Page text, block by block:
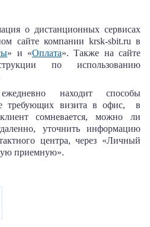
звонок
о дистанционных сервисах
сайте компании krsk-sbit.ru в
» и «Оплата». Также на сайте
по использованию
ежедневно находит способы
требующих визита в офис, в
сомневается, можно ли
уточнить информацию
центра, через «Личный
приемную».